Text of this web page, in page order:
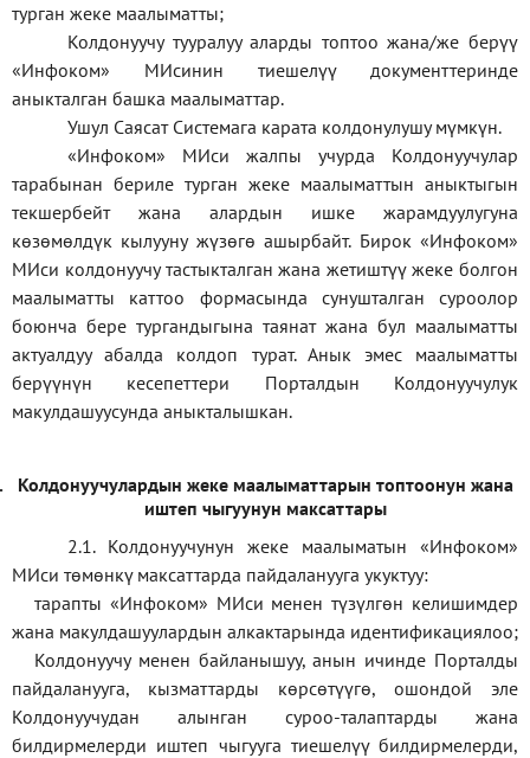
турган жеке маалыматты;
Колдонуучу тууралуу аларды топтоо жана/же берүү
«Инфоком» МИсинин тиешелүү документтеринде
аныкталган башка маалыматтар.
Ушул Саясат Системага карата колдонулушу мүмкүн.
«Инфоком» МИси жалпы учурда Колдонуучулар
тарабынан бериле турган жеке маалыматтын аныктыгын
текшербейт жана алардын ишке жарамдуулугуна
көзөмөлдүк кылууну жүзөгө ашырбайт. Бирок «Инфоком»
МИси колдонуучу тастыкталган жана жетиштүү жеке болгон
маалыматты каттоо формасында сунушталган суроолор
боюнча бере тургандыгына таянат жана бул маалыматты
актуалдуу абалда колдоп турат. Анык эмес маалыматты
берүүнүн кесепеттери Порталдын Колдонуучулук
макулдашуусунда аныкталышкан.
Колдонуучулардын жеке маалыматтарын топтоонун жана
иштеп чыгуунун максаттары
2.1. Колдонуучунун жеке маалыматын «Инфоком»
МИси төмөнкү максаттарда пайдаланууга укуктуу:
тарапты «Инфоком» МИси менен түзүлгөн келишимдер
жана макулдашуулардын алкактарында идентификациялоо;
Колдонуучу менен байланышуу, анын ичинде Порталды
пайдаланууга, кызматтарды көрсөтүүгө, ошондой эле
Колдонуучудан алынган суроо-талаптарды жана
билдирмелерди иштеп чыгууга тиешелүү билдирмелерди,